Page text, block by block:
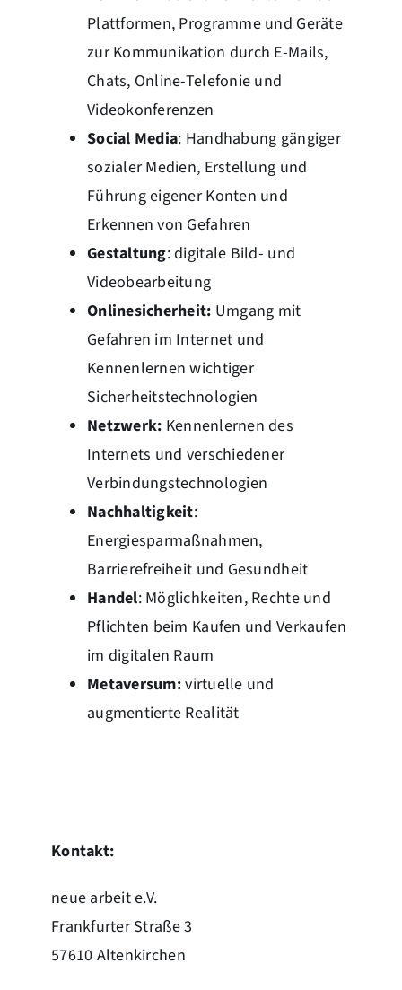
Plattformen, Programme und Geräte
zur Kommunikation durch E-Mails,
Chats, Online-Telefonie und
Videokonferenzen
Social Media: Handhabung gängiger
sozialer Medien, Erstellung und
Führung eigener Konten und
Erkennen von Gefahren
Gestaltung: digitale Bild- und
Videobearbeitung
Onlinesicherheit: Umgang mit
Gefahren im Internet und
Kennenlernen wichtiger
Sicherheitstechnologien
Netzwerk: Kennenlernen des
Internets und verschiedener
Verbindungstechnologien
Nachhaltigkeit:
Energiesparmaßnahmen,
Barrierefreiheit und Gesundheit
Handel: Möglichkeiten, Rechte und
Pflichten beim Kaufen und Verkaufen
im digitalen Raum
Metaversum:virtuelle und
augmentierte Realität
Kontakt:
neue arbeit e.V.
Frankfurter Straße 3
57610 Altenkirchen